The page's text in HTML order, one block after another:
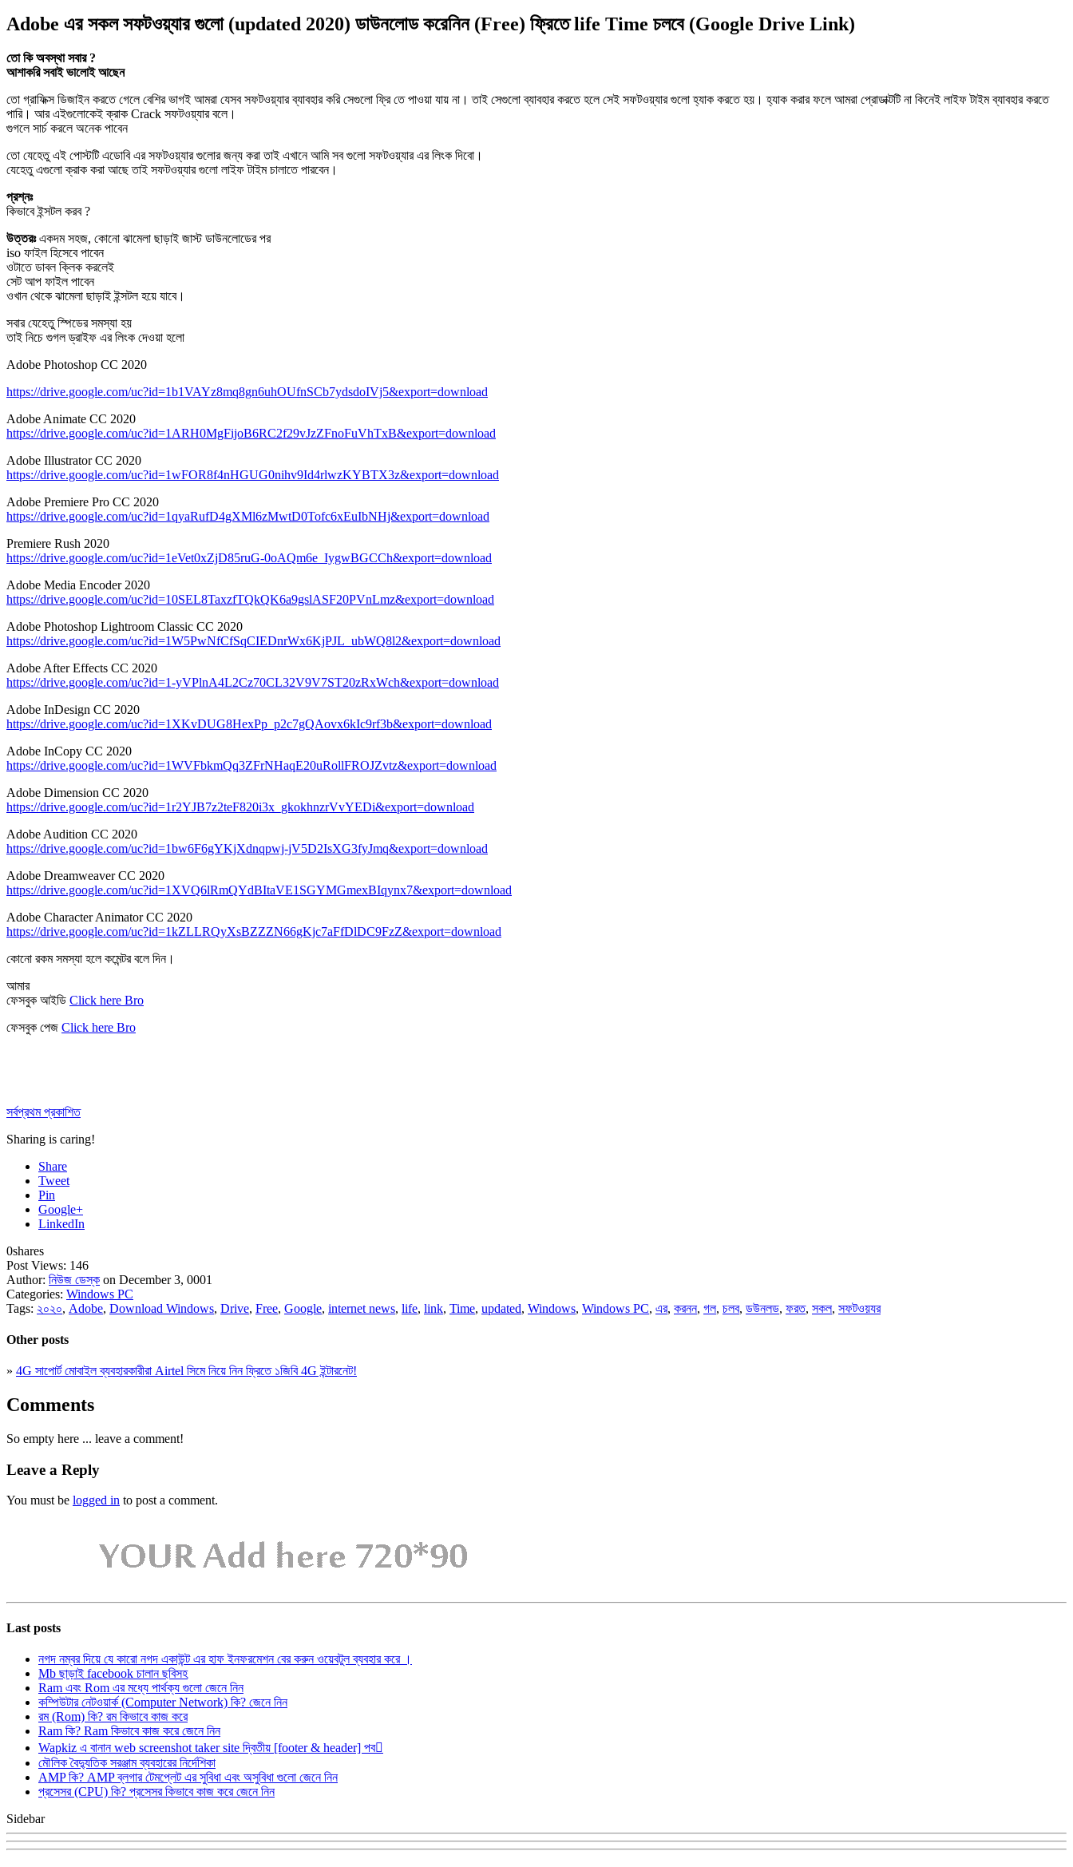
Adobe এর সকল সফটওয়্যার গুলো (updated 2020) ডাউনলোড করেনিন (Free) ফ্রিতে life Time চলবে (Google Drive Link)
তো কি অবস্থা সবার ?
আশাকরি সবাই ভালোই আছেন
তো গ্রাফিক্স ডিজাইন করতে গেলে বেশির ভাগই আমরা যেসব সফটওয়্যার ব্যাবহার করি সেগুলো ফ্রি তে পাওয়া যায় না। তাই সেগুলো ব্যাবহার করতে হলে সেই সফটওয়্যার গুলো হ্যাক করতে হয়। হ্যাক করার ফলে আমরা প্রোডাক্টটি না কিনেই লাইফ টাইম ব্যাবহার করতে
পারি। আর এইগুলোকেই ক্রাক Crack সফটওয়্যার বলে।
গুগলে সার্চ করলে অনেক পাবেন
তো যেহেতু এই পোস্টটি এডোবি এর সফটওয়্যার গুলোর জন্য করা তাই এখানে আমি সব গুলো সফটওয়্যার এর লিংক দিবো।
যেহেতু এগুলো ক্রাক করা আছে তাই সফটওয়্যার গুলো লাইফ টাইম চালাতে পারবেন।
প্রশ্নঃ
কিভাবে ইন্সটল করব ?
উত্তরঃএকদম সহজ, কোনো ঝামেলা ছাড়াই জাস্ট ডাউনলোডের পর
iso ফাইল হিসেবে পাবেন
ওটাতে ডাবল ক্লিক করলেই
সেট আপ ফাইল পাবেন
ওখান থেকে ঝামেলা ছাড়াই ইন্সটল হয়ে যাবে।
সবার যেহেতু স্পিডের সমস্যা হয়
তাই নিচে গুগল ড্রাইফ এর লিংক দেওয়া হলো
Adobe Photoshop CC 2020
https://drive.google.com/uc?id=1b1VAYz8mq8gn6uhOUfnSCb7ydsdoIVj5&export=download
Adobe Animate CC 2020
https://drive.google.com/uc?id=1ARH0MgFijoB6RC2f29vJzZFnoFuVhTxB&export=download
Adobe Illustrator CC 2020
https://drive.google.com/uc?id=1wFOR8f4nHGUG0nihv9Id4rlwzKYBTX3z&export=download
Adobe Premiere Pro CC 2020
https://drive.google.com/uc?id=1qyaRufD4gXMl6zMwtD0Tofc6xEuIbNHj&export=download
Premiere Rush 2020
https://drive.google.com/uc?id=1eVet0xZjD85ruG-0oAQm6e_IygwBGCCh&export=download
Adobe Media Encoder 2020
https://drive.google.com/uc?id=10SEL8TaxzfTQkQK6a9gslASF20PVnLmz&export=download
Adobe Photoshop Lightroom Classic CC 2020
https://drive.google.com/uc?id=1W5PwNfCfSqCIEDnrWx6KjPJL_ubWQ8l2&export=download
Adobe After Effects CC 2020
https://drive.google.com/uc?id=1-yVPlnA4L2Cz70CL32V9V7ST20zRxWch&export=download
Adobe InDesign CC 2020
https://drive.google.com/uc?id=1XKvDUG8HexPp_p2c7gQAovx6kIc9rf3b&export=download
Adobe InCopy CC 2020
https://drive.google.com/uc?id=1WVFbkmQq3ZFrNHaqE20uRollFROJZvtz&export=download
Adobe Dimension CC 2020
https://drive.google.com/uc?id=1r2YJB7z2teF820i3x_gkokhnzrVvYEDi&export=download
Adobe Audition CC 2020
https://drive.google.com/uc?id=1bw6F6gYKjXdnqpwj-jV5D2IsXG3fyJmq&export=download
Adobe Dreamweaver CC 2020
https://drive.google.com/uc?id=1XVQ6lRmQYdBItaVE1SGYMGmexBIqynx7&export=download
Adobe Character Animator CC 2020
https://drive.google.com/uc?id=1kZLLRQyXsBZZZN66gKjc7aFfDlDC9FzZ&export=download
কোনো রকম সমস্যা হলে কমেন্টর বলে দিন।
আমার
ফেসবুক আইডি Click here Bro
ফেসবুক পেজ Click here Bro
সর্বপ্রথম প্রকাশিত
Sharing is caring!
Share
Tweet
Pin
Google+
LinkedIn
0shares
Post Views: 146
Author: নিউজ ডেস্ক on December 3, 0001
Categories: Windows PC
Tags: ২০২০, Adobe, Download Windows, Drive, Free, Google, internet news, life, link, Time, updated, Windows, Windows PC, এর, করনন, গল, চলব, ডউনলড, ফরত, সকল, সফটওয়যর
Other posts
» 4G সাপোর্ট মোবাইল ব্যবহারকারীরা Airtel সিমে নিয়ে নিন ফ্রিতে ১জিবি 4G ইন্টারনেট!
Comments
So empty here ... leave a comment!
Leave a Reply
You must be logged in to post a comment.
Last posts
নগদ নম্বর দিয়ে যে কারো নগদ একাউন্ট এর হাফ ইনফরমেশন বের করুন ওয়েবটুল ব্যবহার করে ।
Mb ছাড়াই facebook চালান ছবিসহ
Ram এবং Rom এর মধ্যে পার্থক্য গুলো জেনে নিন
কম্পিউটার নেটওয়ার্ক (Computer Network) কি? জেনে নিন
রম (Rom) কি? রম কিভাবে কাজ করে
Ram কি? Ram কিভাবে কাজ করে জেনে নিন
Wapkiz এ বানান web screenshot taker site দ্বিতীয় [footer & header] পব
মৌলিক বৈদ্যুতিক সরঞ্জাম ব্যবহারের নির্দেশিকা
AMP কি? AMP ব্লগার টেমপ্লেট এর সুবিধা এবং অসুবিধা গুলো জেনে নিন
প্রসেসর (CPU) কি? প্রসেসর কিভাবে কাজ করে জেনে নিন
Sidebar